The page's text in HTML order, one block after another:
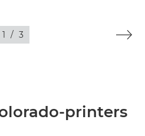
1 / 3
printers